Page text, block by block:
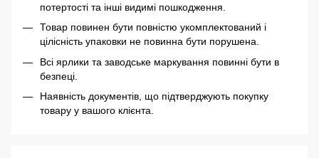
потертості та інші видимі пошкодження.
Товар повинен бути повністю укомплектований і
цілісність упаковки не повинна бути порушена.
Всі ярлики та заводське маркування повинні бути в
безпеці.
Наявність документів, що підтверджують покупку
товару у вашого клієнта.